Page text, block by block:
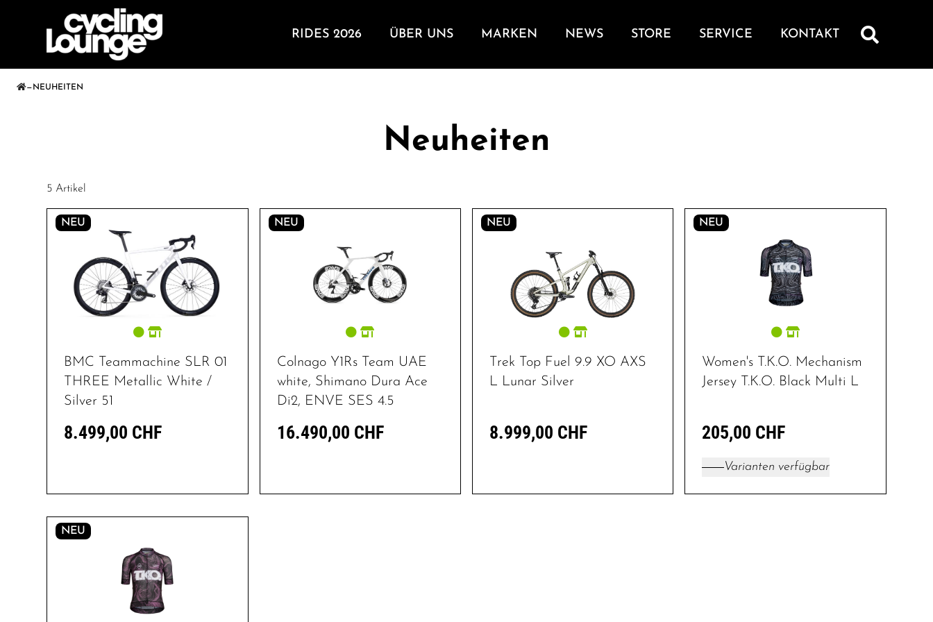
RIDES 2026 ÜBER UNS MARKEN NEWS STORE SERVICE KONTAKT
— NEUHEITEN
Neuheiten
5 Artikel
NEU
BMC Teammachine SLR 01
THREE Metallic White /
Silver 51
8.499,00 CHF
NEU
Colnago Y1Rs Team UAE
white, Shimano Dura Ace
Di2, ENVE SES 4.5
16.490,00 CHF
NEU
Trek Top Fuel 9.9 XO AXS
L Lunar Silver
8.999,00 CHF
NEU
Women's T.K.O. Mechanism
Jersey T.K.O. Black Multi L
205,00 CHF
Varianten verfügbar
NEU